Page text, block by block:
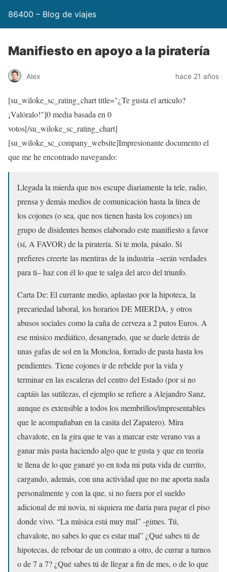
86400 – Blog de viajes
Manifiesto en apoyo a la piratería
Alex hace 21 años
[su_wiloke_sc_rating_chart title="¿Te gusta el artículo?
¡Valóralo!"]0media basada en 0
votos[/su_wiloke_sc_rating_chart]
[su_wiloke_sc_company_website]Impresionante documento el
que me he encontrado navegando:
Llegada la mierda que nos escupe diariamente la tele, radio,
prensa y demás medios de comunicación hasta la línea de
los cojones (o sea, que nos tienen hasta los cojones) un
grupo de disidentes hemos elaborado este manifiesto a favor
(sí, A FAVOR) de la piratería. Si te mola, pásalo. Si
prefieres creerte las mentiras de la industria –serán verdades
para ti– haz con él lo que te salga del arco del triunfo.
Carta De: El currante medio, aplastao por la hipoteca, la
precariedad laboral, los horarios DE MIERDA, y otros
abusos sociales como la caña de cerveza a 2 putos Euros. A
ese músico mediático, desangrado, que se duele detrás de
unas gafas de sol en la Moncloa, forrado de pasta hasta los
pendientes. Tiene cojones ir de rebelde por la vida y
terminar en las escaleras del centro del Estado (por si no
captáis las sutilezas, el ejemplo se refiere a Alejandro Sanz,
aunque es extensible a todos los membrillos/impresentables
que le acompañaban en la casita del Zapatero). Mira
chavalote, en la gira que te vas a marcar este verano vas a
ganar más pasta haciendo algo que te gusta y que en teoría
te llena de lo que ganaré yo en toda mi puta vida de currito,
cargando, además, con una actividad que no me aporta nada
personalmente y con la que, si no fuera por el sueldo
adicional de mi novia, ni siquiera me daría para pagar el piso
donde vivo. “La música está muy mal” -gimes. Tú,
chavalote, no sabes lo que es estar mal” ¿Qué sabes tú de
hipotecas, de rebotar de un contrato a otro, de currar a turnos
o de 7 a 7? ¿Qué sabes tú de llegar a fin de mes, o de lo que